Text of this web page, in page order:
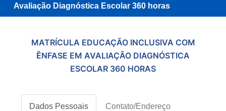
Avaliação Diagnóstica Escolar 360 horas
MATRÍCULA EDUCAÇÃO INCLUSIVA COM
ÊNFASE EM AVALIAÇÃO DIAGNÓSTICA
ESCOLAR 360 HORAS
Dados Pessoais Contato/Endereço